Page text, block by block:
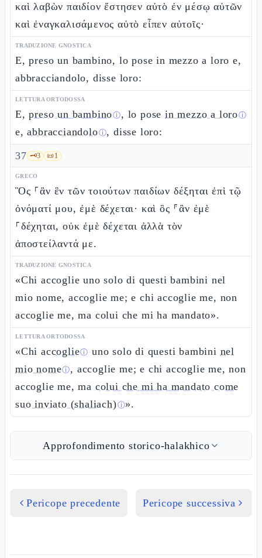
καὶ λαβὼν παιδίον ἔστησεν αὐτὸ ἐν μέσῳ αὐτῶν
καὶ ἐναγκαλισάμενος αὐτὸ εἶπεν αὐτοῖς·
TRADUZIONE GNOSTICA
E, preso un bambino, lo pose in mezzo a loro e,
abbracciandolo, disse loro:
LETTURA ORTODOSSA
E,preso un bambinoⓘ, lo posein mezzo a loroⓘ
e,abbracciandoloⓘ, disse loro:
37 🗝️3 📜1
GRECO
Ὃς ⸀ἂν ἓν τῶν τοιούτων παιδίων δέξηται ἐπὶ τῷ
ὀνόματί μου, ἐμὲ δέχεται· καὶ ὃς ⸁ἂν ἐμὲ
⸀δέχηται, οὐκ ἐμὲ δέχεται ἀλλὰ τὸν
ἀποστείλαντά με.
TRADUZIONE GNOSTICA
«Chi accoglie uno solo di questi bambini nel
mio nome, accoglie me; e chi accoglie me, non
accoglie me, ma colui che mi ha mandato».
LETTURA ORTODOSSA
«Chi accoglieⓘ uno solo di questi bambini nel
mio nomeⓘ, accoglie me; e chi accoglie me, non
accoglie me, ma colui che mi ha mandato come
suo inviato (shaliach)ⓘ».
Approfondimento storico-halakhico
Pericope precedente Pericope successiva